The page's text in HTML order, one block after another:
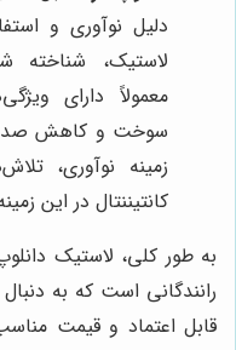
دلیل نوآوری و
لاستیک، شناخته
معمولاً دارای
سوخت و کاهش صدای
زمینه نوآوری،
کانتیننتال در این
به طور کلی، لاستیک
رانندگانی است که به
قابل اعتماد و قیمت